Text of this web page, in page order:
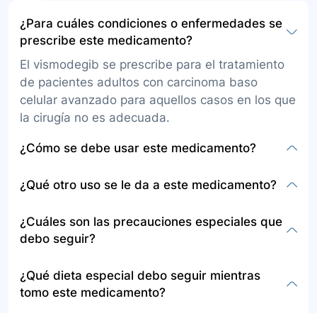
¿Para cuáles condiciones o enfermedades se
prescribe este medicamento?
El vismodegib se prescribe para el tratamiento
de pacientes adultos con carcinoma baso
celular avanzado para aquellos casos en los que
la cirugía no es adecuada.
¿Cómo se debe usar este medicamento?
tomar por vía oral, generalmente una vez al día,
partirse, masticarse, ni triturarse, y se deben
tragar enteras. Es importante tomar el
hora todos los días y seguir atentamente las
indicaciones del médico y de la fórmula.
¿Qué otro uso se le da a este medicamento?
vismodegib fuera de su indicación para tratar el
carcinoma baso celular avanzado.
¿Cuáles son las precauciones especiales que
debo seguir?
médico sobre alergias a este medicamento o a
otros, estado de embarazo o lactancia, y
¿Qué dieta especial debo seguir mientras
tomo este medicamento?